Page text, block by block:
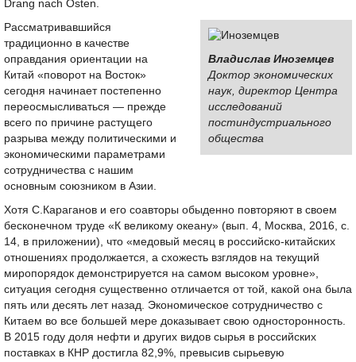
Drang nach Osten.
Владислав Иноземцев
Доктор экономических
наук, директор Центра
исследований
постиндустриального
общества
Рассматривавшийся
традиционно в качестве
оправдания ориентации на
Китай «поворот на Восток»
сегодня начинает постепенно
переосмысливаться — прежде
всего по причине растущего
разрыва между политическими и
экономическими параметрами
сотрудничества с нашим
основным союзником в Азии.
Хотя С.Караганов и его соавторы обыденно повторяют в своем
бесконечном труде «К великому океану» (вып. 4, Москва, 2016, с.
14, в приложении), что «медовый месяц в российско-китайских
отношениях продолжается, а схожесть взглядов на текущий
миропорядок демонстрируется на самом высоком уровне»,
ситуация сегодня существенно отличается от той, какой она была
пять или десять лет назад. Экономическое сотрудничество с
Китаем во все большей мере доказывает свою односторонность.
В 2015 году доля нефти и других видов сырья в российских
поставках в КНР достигла 82,9%, превысив сырьевую